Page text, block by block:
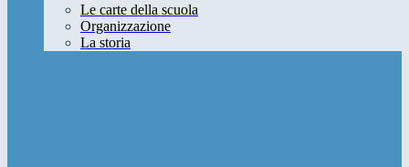
Le carte della scuola
Organizzazione
La storia